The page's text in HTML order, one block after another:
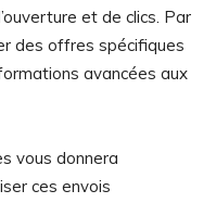
et de clics. Par
des offres spécifiques
avancées aux
vous donnera
ces envois